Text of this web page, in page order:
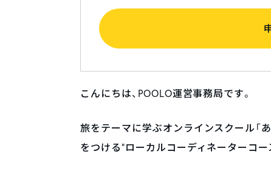
こんにちは、POOLO運営事務局です。
旅をテーマに学ぶオンラインスクール「
をつける”ローカルコーディネーターコー